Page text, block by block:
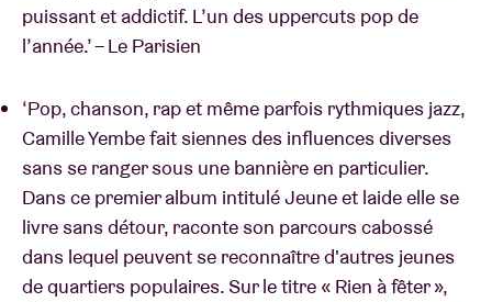
puissant et addictif. L’un des uppercuts pop de
l’année.’ – Le Parisien
‘Pop, chanson, rap et même parfois rythmiques jazz,
Camille Yembe fait siennes des influences diverses
sans se ranger sous une bannière en particulier.
Dans ce premier album intitulé Jeune et laide elle se
livre sans détour, raconte son parcours cabossé
dans lequel peuvent se reconnaître d'autres jeunes
de quartiers populaires. Sur le titre « Rien à fêter »,